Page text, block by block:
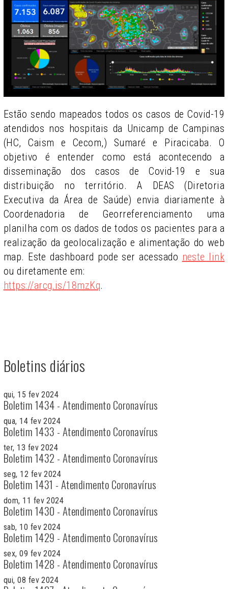
Estão sendo mapeados todos os casos de Covid-19
atendidos nos hospitais da Unicamp de Campinas
(HC, Caism e Cecom,) Sumaré e Piracicaba. O
objetivo é entender como está acontecendo a
disseminação dos casos de Covid-19 e sua
distribuição no território. A DEAS (Diretoria
Executiva da Área de Saúde) envia diariamente à
Coordenadoria de Georreferenciamento uma
planilha com os dados de todos os pacientes para a
realização da geolocalização e alimentação do web
map. Este dashboard pode ser acessado neste link
ou diretamente em:
https://arcg.is/18mzKq.
Boletins diários
qui, 15 fev 2024
Boletim 1434 - Atendimento Coronavírus
qua, 14 fev 2024
Boletim 1433 - Atendimento Coronavírus
ter, 13 fev 2024
Boletim 1432 - Atendimento Coronavírus
seg, 12 fev 2024
Boletim 1431 - Atendimento Coronavírus
dom, 11 fev 2024
Boletim 1430 - Atendimento Coronavírus
sab, 10 fev 2024
Boletim 1429 - Atendimento Coronavírus
sex, 09 fev 2024
Boletim 1428 - Atendimento Coronavírus
qui, 08 fev 2024